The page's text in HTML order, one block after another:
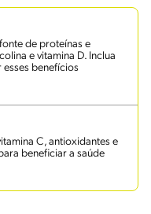
de proteínas e
e vitamina D. Inclua
esses benefícios
C, antioxidantes e
beneficiar a saúde